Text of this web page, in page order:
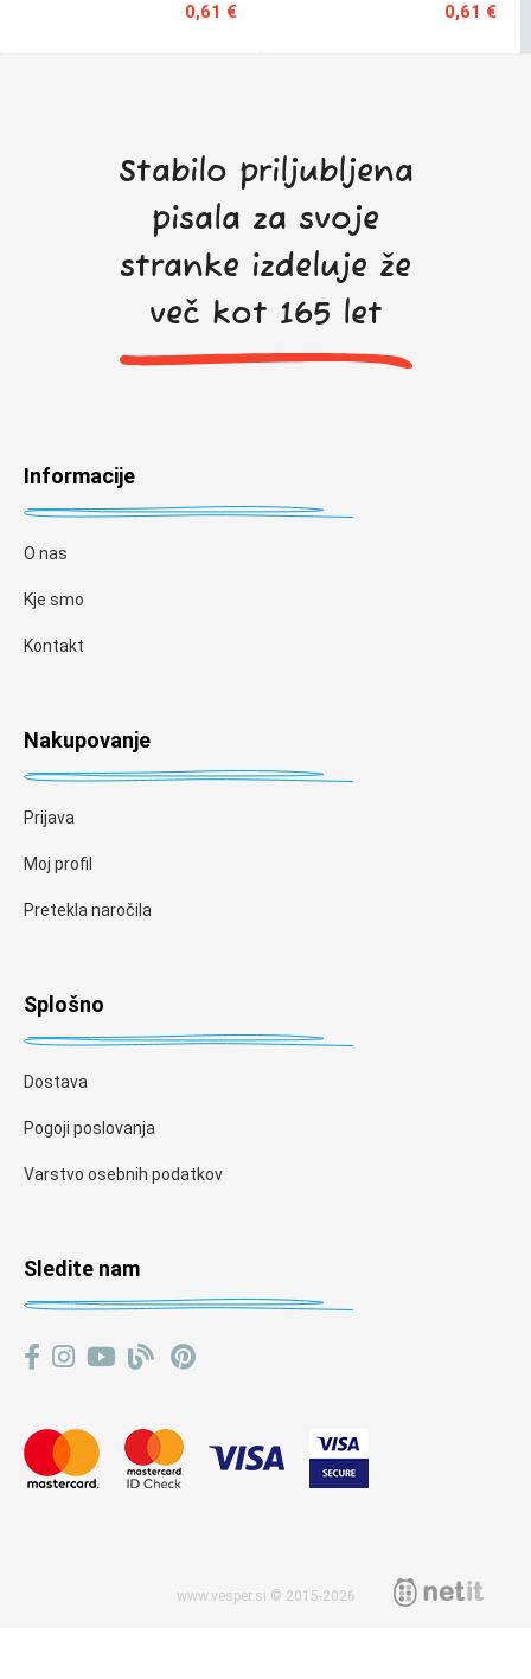
0,61 € 0,61 €
Stabilo priljubljena
pisala za svoje
stranke izdeluje že
več kot 165 let
Informacije
O nas
Kje smo
Kontakt
Nakupovanje
Prijava
Moj profil
Pretekla naročila
Splošno
Dostava
Pogoji poslovanja
Varstvo osebnih podatkov
Sledite nam
www.vesper.si © 2015-2026